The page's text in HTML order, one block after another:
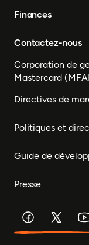
Finances
Contactez-nous
Corporation de
Mastercard
Directives de
Politiques et
Guide de
Presse